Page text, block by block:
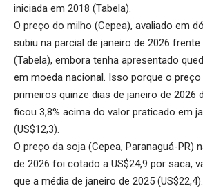
iniciada em 2018 (Tabela).
O preço do milho (Cepea), avaliado em
subiu na parcial de janeiro de 2026
(Tabela), embora tenha apresentado
em moeda nacional. Isso porque o
primeiros quinze dias de janeiro de 2026
ficou 3,8% acima do valor praticado em
(US$12,3).
O preço da soja (Cepea, Paranaguá-PR)
de 2026 foi cotado a US$24,9 por saca,
que a média de janeiro de 2025 (US$22,4).